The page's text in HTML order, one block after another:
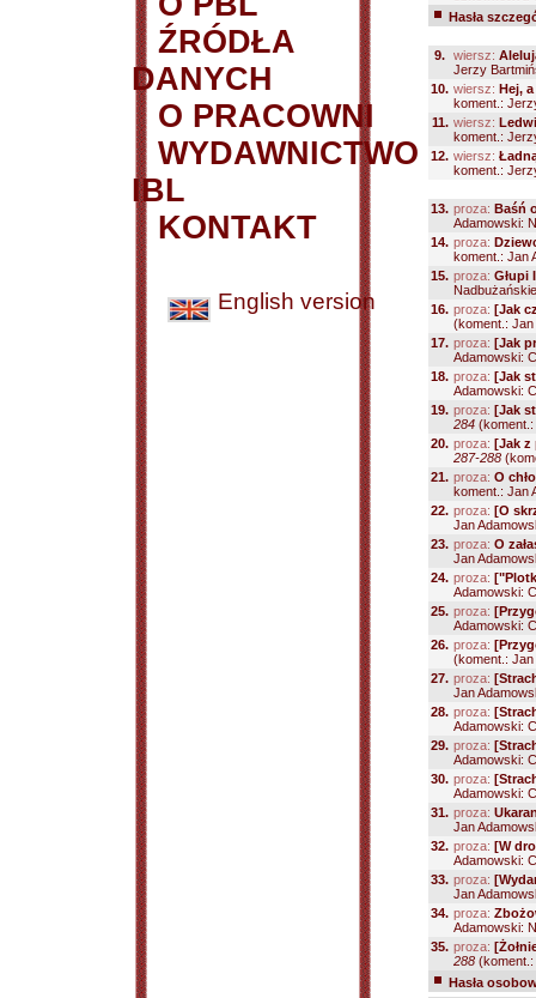
ŹRÓDŁA
DANYCH
O PRACOWNI
WYDAWNICTWO
IBL
KONTAKT
English version
Hasła
9. wiersz:
Jerzy
10. wiersz: Hej,
koment.:
11. wiersz:
koment.:
12. wiersz:
koment.:
13. proza: Baśń
Adamowski:
14. proza:
koment.: Jan
15. proza: Głupi
16. proza: [Jak
(koment.: Jan
17. proza: [Jak
Adamowski:
18. proza: [Jak
Adamowski:
19. proza: [Jak
284 (koment.:
20. proza: [Jak z
287-288
21. proza: O
koment.: Jan
22. proza: [O
Jan
23. proza: O
Jan
24. proza:
Adamowski:
25. proza:
Adamowski:
26. proza:
(koment.: Jan
27. proza:
Jan
28. proza:
Adamowski:
29. proza:
Adamowski:
30. proza:
Adamowski:
31. proza:
Jan
32. proza: [W
Adamowski:
33. proza:
Jan
34. proza:
Adamowski:
35. proza:
288 (koment.:
Hasła